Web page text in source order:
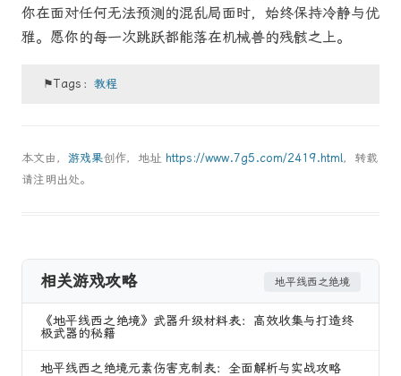
你在面对任何无法预测的混乱局面时，始终保持冷静与优
雅。愿你的每一次跳跃都能落在机械兽的残骸之上。
⚑Tags：教程
本文由， 游戏果创作，地址 https://www.7g5.com/2419.html，转载
请注明出处。
相关游戏攻略 地平线西之绝境
《地平线西之绝境》武器升级材料表：高效收集与打造终
极武器的秘籍
地平线西之绝境元素伤害克制表：全面解析与实战攻略